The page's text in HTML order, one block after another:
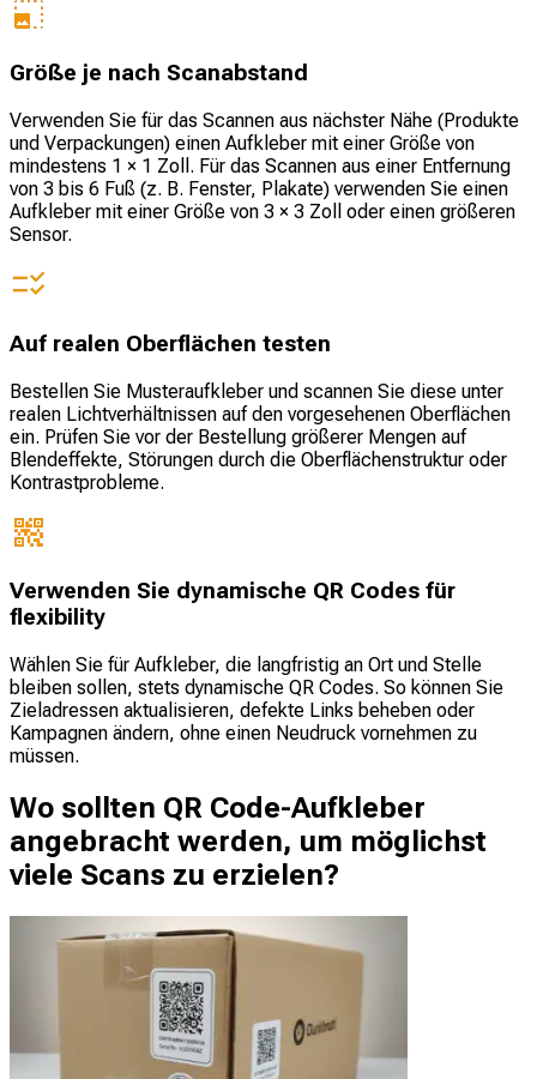
Größe je nach Scanabstand
Verwenden Sie für das Scannen aus nächster Nähe (Produkte
und Verpackungen) einen Aufkleber mit einer Größe von
mindestens 1 × 1 Zoll. Für das Scannen aus einer Entfernung
von 3 bis 6 Fuß (z. B. Fenster, Plakate) verwenden Sie einen
Aufkleber mit einer Größe von 3 × 3 Zoll oder einen größeren
Sensor.
Auf realen Oberflächen testen
Bestellen Sie Musteraufkleber und scannen Sie diese unter
realen Lichtverhältnissen auf den vorgesehenen Oberflächen
ein. Prüfen Sie vor der Bestellung größerer Mengen auf
Blendeffekte, Störungen durch die Oberflächenstruktur oder
Kontrastprobleme.
Verwenden Sie dynamische QR Codes für
flexibility
Wählen Sie für Aufkleber, die langfristig an Ort und Stelle
bleiben sollen, stets dynamische QR Codes. So können Sie
Zieladressen aktualisieren, defekte Links beheben oder
Kampagnen ändern, ohne einen Neudruck vornehmen zu
müssen.
Wo sollten QR Code-Aufkleber
angebracht werden, um möglichst
viele Scans zu erzielen?